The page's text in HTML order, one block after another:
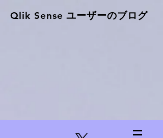
Qlik Sense ​ユーザーのブログ